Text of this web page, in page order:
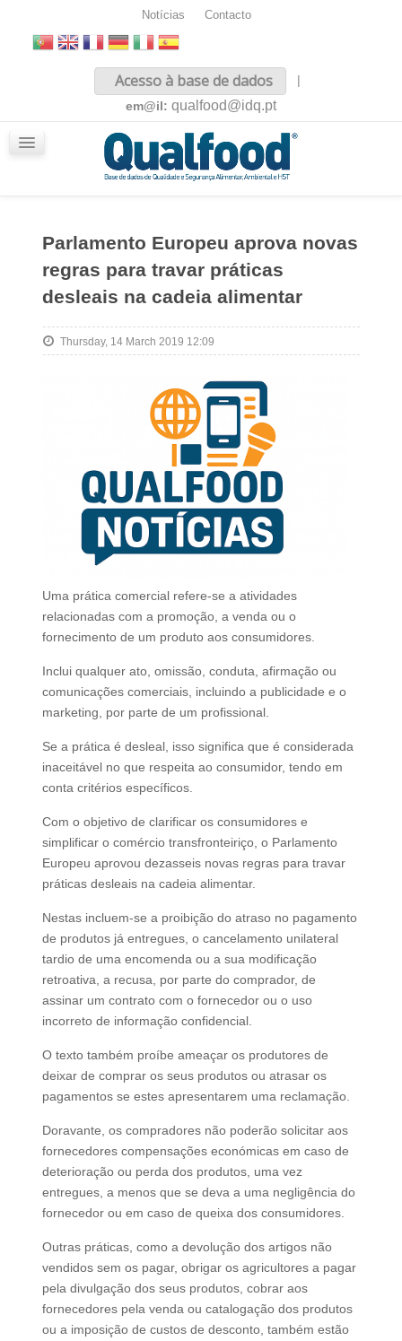
Notícias Contacto
Acesso à base de dados
|
em@il: qualfood@idq.pt
Parlamento Europeu aprova novas
regras para travar práticas
desleais na cadeia alimentar
Thursday, 14 March 2019 12:09
Uma prática comercial refere-se a atividades
relacionadas com a promoção, a venda ou o
fornecimento de um produto aos consumidores.
Inclui qualquer ato, omissão, conduta, afirmação ou
comunicações comerciais, incluindo a publicidade e o
marketing, por parte de um profissional.
Se a prática é desleal, isso significa que é considerada
inaceitável no que respeita ao consumidor, tendo em
conta critérios específicos.
Com o objetivo de clarificar os consumidores e
simplificar o comércio transfronteiriço, o Parlamento
Europeu aprovou dezasseis novas regras para travar
práticas desleais na cadeia alimentar.
Nestas incluem-se a proibição do atraso no pagamento
de produtos já entregues, o cancelamento unilateral
tardio de uma encomenda ou a sua modificação
retroativa, a recusa, por parte do comprador, de
assinar um contrato com o fornecedor ou o uso
incorreto de informação confidencial.
O texto também proíbe ameaçar os produtores de
deixar de comprar os seus produtos ou atrasar os
pagamentos se estes apresentarem uma reclamação.
Doravante, os compradores não poderão solicitar aos
fornecedores compensações económicas em caso de
deterioração ou perda dos produtos, uma vez
entregues, a menos que se deva a uma negligência do
fornecedor ou em caso de queixa dos consumidores.
Outras práticas, como a devolução dos artigos não
vendidos sem os pagar, obrigar os agricultores a pagar
pela divulgação dos seus produtos, cobrar aos
fornecedores pela venda ou catalogação dos produtos
ou a imposição de custos de desconto, também estão